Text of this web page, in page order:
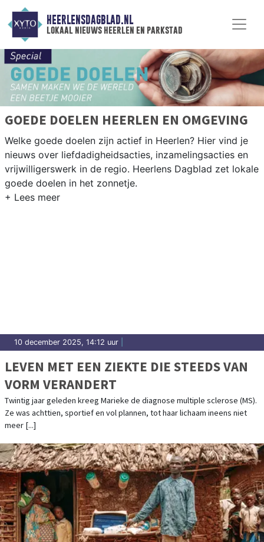
HEERLENSDAGBLAD.NL
lokaal nieuws heerlen en parkstad
GOEDE DOELEN HEERLEN EN OMGEVING
Welke goede doelen zijn actief in Heerlen? Hier vind je
nieuws over liefdadigheidsacties, inzamelingsacties en
vrijwilligerswerk in de regio. Heerlens Dagblad zet lokale
goede doelen in het zonnetje.
10 december 2025, 14:12 uur
LEVEN MET EEN ZIEKTE DIE STEEDS VAN
VORM VERANDERT
Twintig jaar geleden kreeg Marieke de diagnose multiple sclerose (MS).
Ze was achttien, sportief en vol plannen, tot haar lichaam ineens niet
meer [...]